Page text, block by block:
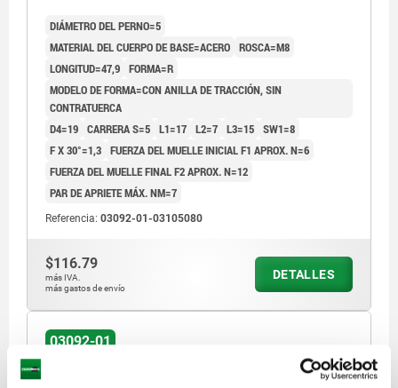
DIÁMETRO DEL PERNO=5
MATERIAL DEL CUERPO DE BASE=ACERO ROSCA=M8
LONGITUD=47,9 FORMA=R
MODELO DE FORMA=CON ANILLA DE TRACCIÓN, SIN
CONTRATUERCA
D4=19 CARRERA S=5 L1=17 L2=7 L3=15 SW1=8
F X 30°=1,3 FUERZA DEL MUELLE INICIAL F1 APROX. N=6
FUERZA DEL MUELLE FINAL F2 APROX. N=12
PAR DE APRIETE MÁX. NM=7
Referencia: 03092-01-03105080
$116.79
más IVA.
más gastos de envío
DETALLES
03092-01